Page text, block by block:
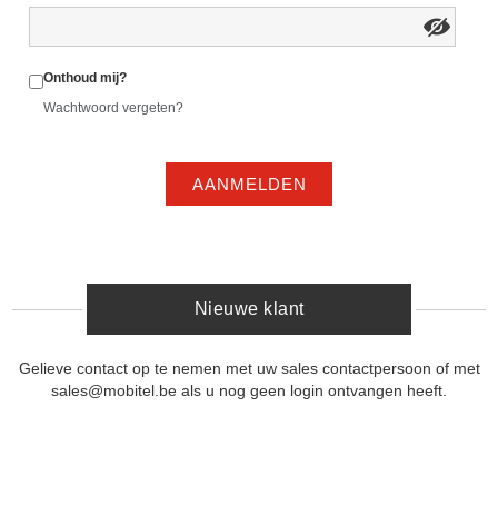
Onthoud mij?
Wachtwoord vergeten?
AANMELDEN
Nieuwe klant
Gelieve contact op te nemen met uw sales contactpersoon of met
sales@mobitel.be als u nog geen login ontvangen heeft.